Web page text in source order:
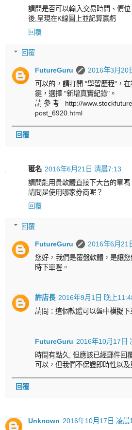
請問是否可以輸入交易時間、價
後,呈現在K線圖上並記算贏虧
回覆
回覆
FutureGuru
2016年3月20
可以的，請打開 "學習歷程"，
鍵，選擇 "新增真實紀錄"。
請參考 http://
post_6920.html
回覆
匿名 2016年6月21日 清晨7:13
請問能用貴軟體直接下大台的單嗎
請問是使用哪家券商呢？
回覆
回覆
FutureGuru
2016年6月21
您好，我們是覆盤軟體，是讓
時下單喔。
許店長 2016年9月1日 晚上
請問：這個軟體可以盤中模擬下
FutureGuru 2016年10月17日
時間有點久, 但應該已經郵件回
可以，但我們不保證即時性以
回覆
Unknown 2016年10月17日 凌晨